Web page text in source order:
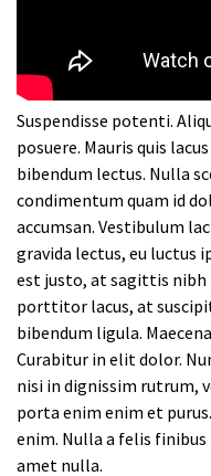
Suspendisse potenti.
posuere. Mauris quis
bibendum lectus. Nulla
condimentum quam id
accumsan. Vestibulum
gravida lectus, eu luctus
est justo, at sagittis nibh
porttitor lacus, at
bibendum ligula.
Curabitur in elit dolor.
nisi in dignissim rutrum,
porta enim enim et
enim. Nulla a felis
amet nulla.